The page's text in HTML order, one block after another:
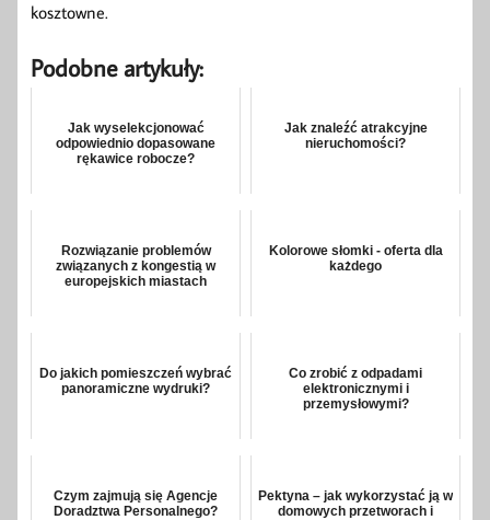
kosztowne.
Podobne artykuły:
Jak wyselekcjonować
odpowiednio dopasowane
rękawice robocze?
Jak znaleźć atrakcyjne
nieruchomości?
Rozwiązanie problemów
związanych z kongestią w
europejskich miastach
Kolorowe słomki - oferta dla
każdego
Do jakich pomieszczeń wybrać
panoramiczne wydruki?
Co zrobić z odpadami
elektronicznymi i
przemysłowymi?
Czym zajmują się Agencje
Doradztwa Personalnego?
Pektyna – jak wykorzystać ją w
domowych przetworach i